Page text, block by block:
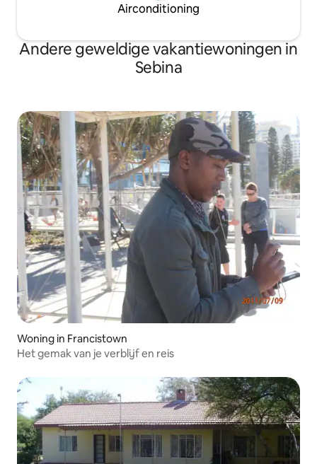
Airconditioning
Andere geweldige vakantiewoningen in
Sebina
Woning in Francistown
Het gemak van je verblijf en reis